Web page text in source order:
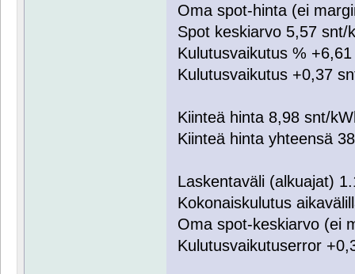
Oma spot-hinta (ei
Spot keskiarvo 5,57 snt/
Kulutusvaikutus %
Kulutusvaikutus +0,37
Kiinteä hinta 8,98 snt/
Kiinteä hinta yhteensä
Laskentaväli (alkuajat)
Kokonaiskulutus
Oma spot-keskiarvo (ei
Kulutusvaikutuserror